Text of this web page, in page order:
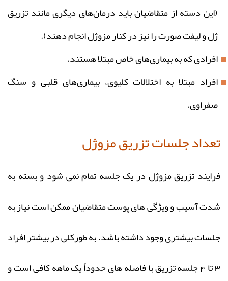
(این دسته از متقاضیان باید درمان‌های دیگری مانند تزریق
ژل و لیفت صورت را نیز در کنار مزوژل انجام دهند).
افرادی که به بیماری‌های خاص مبتلا هستند.
افراد مبتلا به اختلالات کلیوی، بیماری‌های قلبی و سنگ
صفراوی.
تعداد جلسات تزریق مزوژل
فرایند تزریق مزوژل در یک جلسه تمام نمی‌ شود و بسته به
شدت آسیب و ویژگی‌ های پوست متقاضیان ممکن است نیاز به
جلسات بیشتری وجود داشته باشد. به‌ طورکلی در بیشتر افراد
3 تا 4 جلسه تزریق با فاصله‌ های حدوداً یک ماهه کافی است و